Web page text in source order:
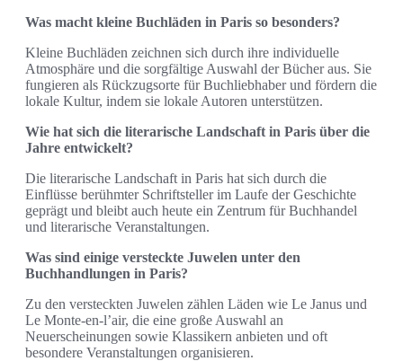
Was macht kleine Buchläden in Paris so besonders?
Kleine Buchläden zeichnen sich durch ihre individuelle
Atmosphäre und die sorgfältige Auswahl der Bücher aus. Sie
fungieren als Rückzugsorte für Buchliebhaber und fördern die
lokale Kultur, indem sie lokale Autoren unterstützen.
Wie hat sich die literarische Landschaft in Paris über die
Jahre entwickelt?
Die literarische Landschaft in Paris hat sich durch die
Einflüsse berühmter Schriftsteller im Laufe der Geschichte
geprägt und bleibt auch heute ein Zentrum für Buchhandel
und literarische Veranstaltungen.
Was sind einige versteckte Juwelen unter den
Buchhandlungen in Paris?
Zu den versteckten Juwelen zählen Läden wie Le Janus und
Le Monte-en-l’air, die eine große Auswahl an
Neuerscheinungen sowie Klassikern anbieten und oft
besondere Veranstaltungen organisieren.